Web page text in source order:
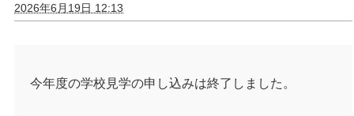
2026年6月19日 12:13
今年度の学校見学の申し込みは終了しました。